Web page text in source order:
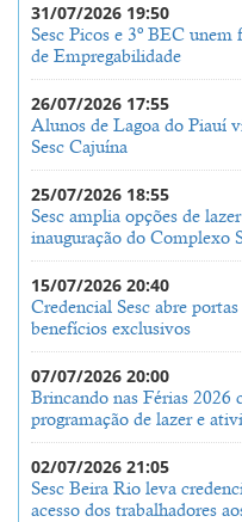
31/07/2026 19:50
Sesc Picos e 3º BEC unem
de Empregabilidade
26/07/2026 17:55
Alunos de Lagoa do Piauí
Sesc Cajuína
25/07/2026 18:55
Sesc amplia opções de
inauguração do Complexo
15/07/2026 20:40
Credencial Sesc abre
benefícios exclusivos
07/07/2026 20:00
Brincando nas Férias 2026
programação de lazer e
02/07/2026 21:05
Sesc Beira Rio leva
acesso dos trabalhadores